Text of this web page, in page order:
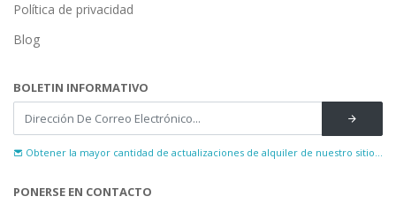
Política de privacidad
Blog
BOLETIN INFORMATIVO
Obtener la mayor cantidad de actualizaciones de alquiler de nuestro sitio...
PONERSE EN CONTACTO